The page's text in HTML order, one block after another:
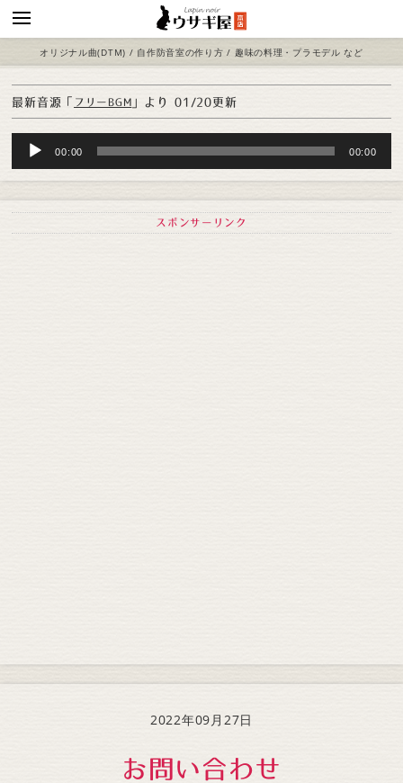
オリジナル曲(DTM) / 自作防音室の作り方 / 趣味の料理・プラモデル など
最新音源「 フリーBGM 」より 01/20更新
Audio
Player
00:00 00:00
スポンサーリンク
2022年09月27日
お問い合わせ